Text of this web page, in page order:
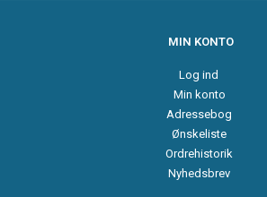
MIN KONTO
Log ind
Min konto
Adressebog
Ønskeliste
Ordrehistorik
Nyhedsbrev